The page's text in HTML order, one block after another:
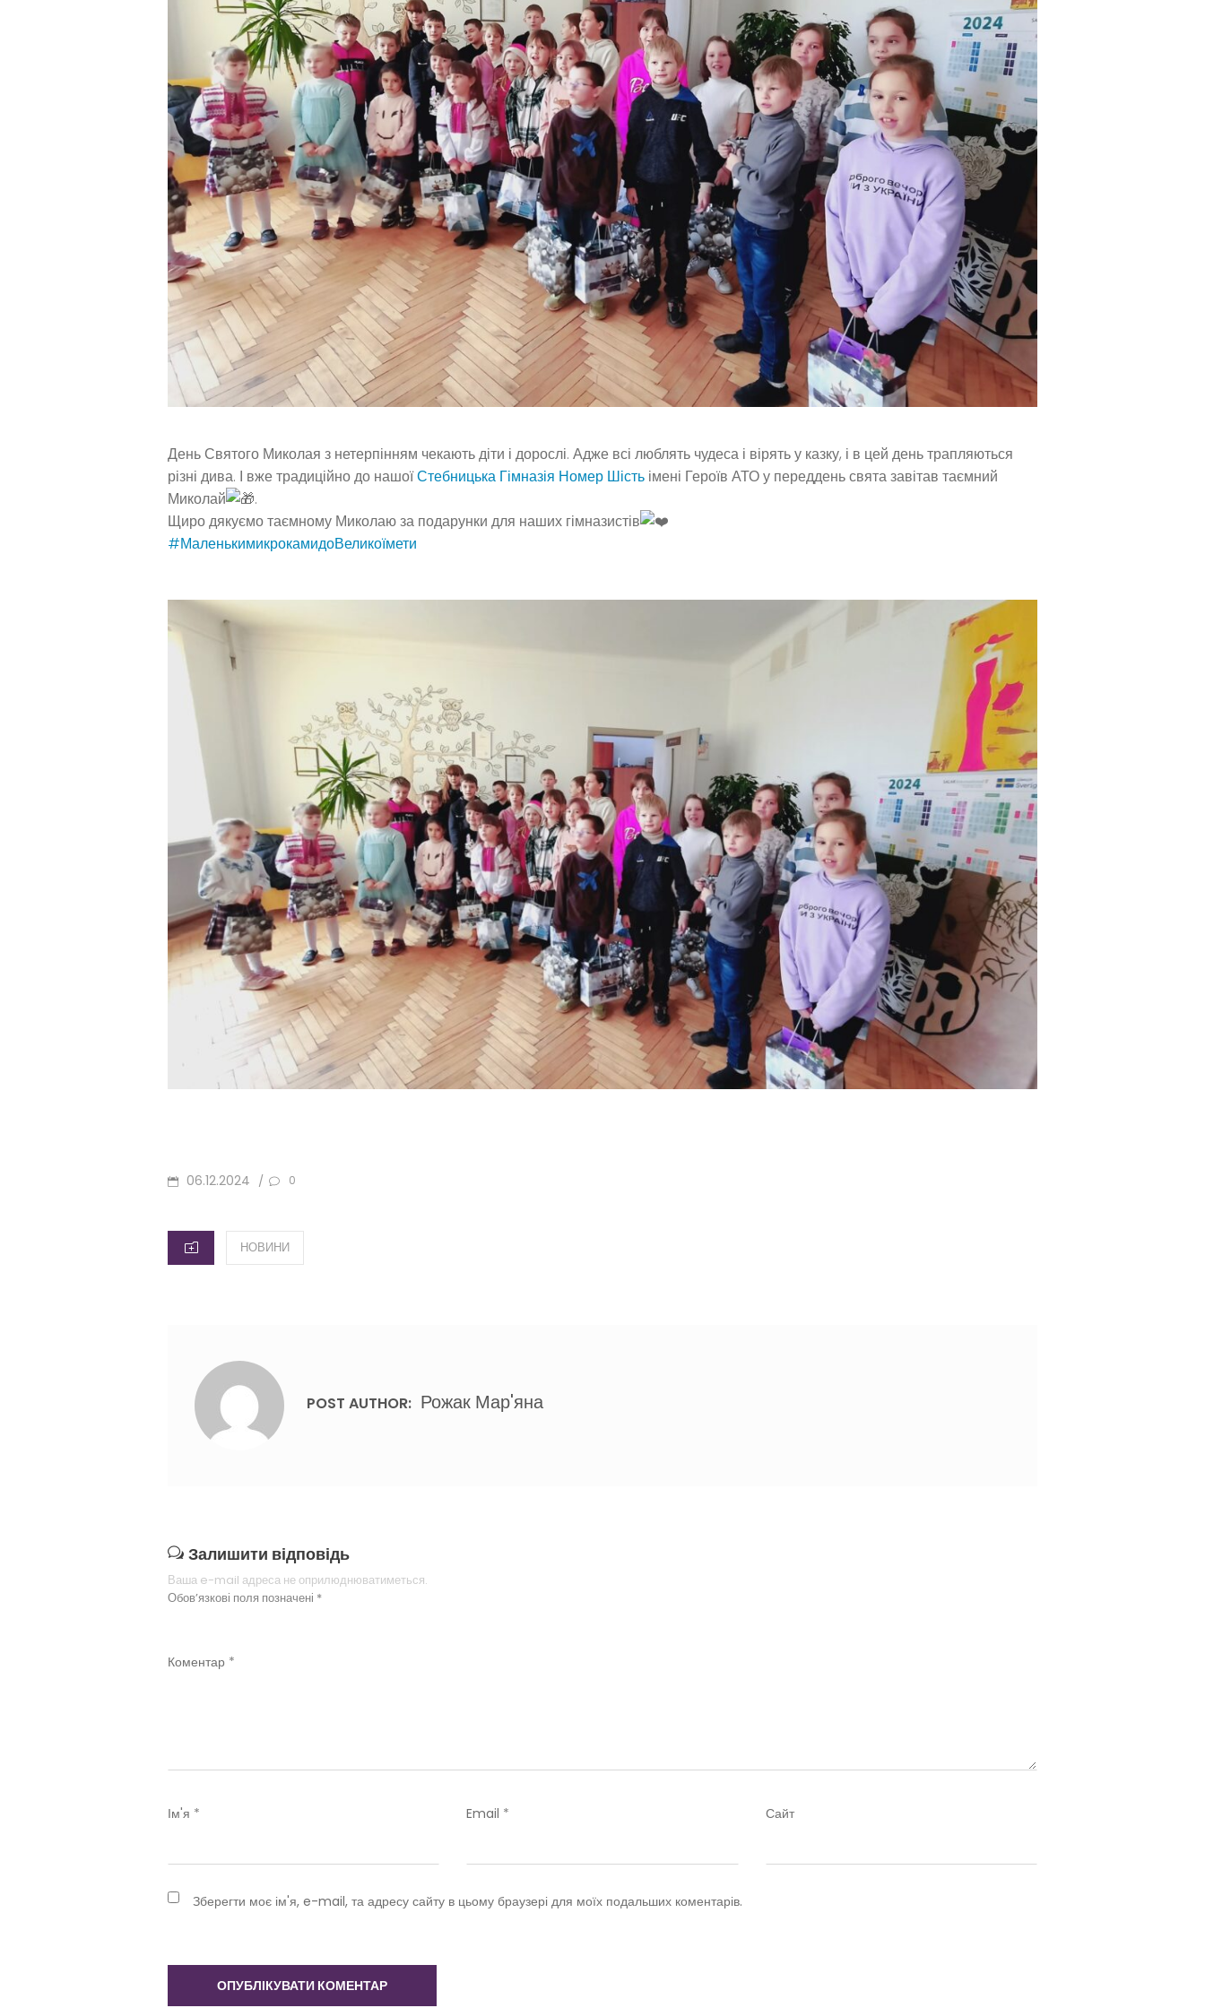
День Святого Миколая з нетерпінням чекають діти і дорослі. Адже всі люблять чудеса і вірять у казку, і в цей день трапляються
різні дива. І вже традиційно до нашоїСтебницька Гімназія Номер Шість імені Героїв АТО у переддень свята завітав таємний
Миколай
.
Щиро дякуємо таємному Миколаю за подарунки для наших гімназистів
#МаленькимикрокамидоВеликоїмети
POSTED
06.12.2024 / 0
CATEGORIES
НОВИНИ
POST AUTHOR: Рожак Мар'яна
Залишити відповідь
Ваша e-mail адреса не оприлюднюватиметься.
Обов’язкові поля позначені *
Коментар *
Ім'я * Email * Сайт
Зберегти моє ім'я, e-mail, та адресу сайту в цьому браузері для моїх подальших коментарів.